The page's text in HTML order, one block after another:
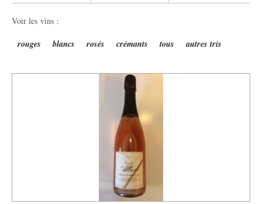
Voir les vins :
rouges blancs rosés crémants tous autres tris